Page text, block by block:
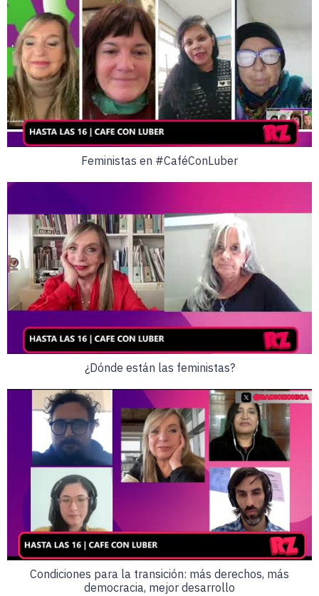
Feministas en #CaféConLuber
¿Dónde están las feministas?
Condiciones para la transición: más derechos, más
democracia, mejor desarrollo